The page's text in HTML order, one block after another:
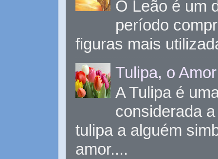
O Leão é um
período
figuras mais
Tulipa, o
A Tulipa é
considerada
tulipa a alguém
amor....